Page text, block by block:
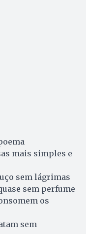
mais simples e
sem lágrimas
sem perfume
os
sem